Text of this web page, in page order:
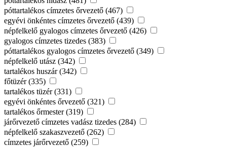
póttartalékos címzetes őrvezető (467)
egyévi önkéntes címzetes őrvezető (439)
népfelkelő gyalogos címzetes őrvezető (426)
gyalogos címzetes tizedes (383)
póttartalékos gyalogos címzetes őrvezető (349)
népfelkelő utász (342)
tartalékos huszár (342)
főtüzér (335)
tartalékos tüzér (331)
egyévi önkéntes őrvezető (321)
tartalékos őrmester (319)
járőrvezető címzetes vadász tizedes (284)
népfelkelő szakaszvezető (262)
címzetes járőrvezető (259)